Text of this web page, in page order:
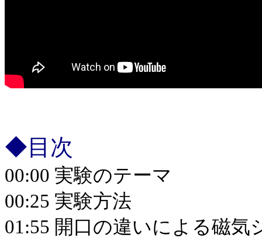
◆目次
00:00 実験のテーマ
00:25 実験方法
01:55 開口の違いによる磁気